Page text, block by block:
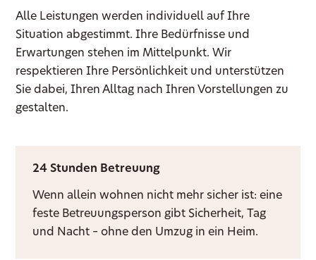
Alle Leistungen werden individuell auf Ihre
Situation abgestimmt. Ihre Bedürfnisse und
Erwartungen stehen im Mittelpunkt. Wir
respektieren Ihre Persönlichkeit und unterstützen
Sie dabei, Ihren Alltag nach Ihren Vorstellungen zu
gestalten.
24 Stunden Betreuung
Wenn allein wohnen nicht mehr sicher ist: eine
feste Betreuungsperson gibt Sicherheit, Tag
und Nacht – ohne den Umzug in ein Heim.